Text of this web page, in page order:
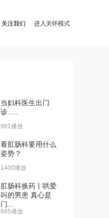
关注我们 进入关怀模式
当妇科医生出门
诊.....
981播放
看肛肠科要用什么
姿势？
1400播放
肛肠科换药丨哄爱
叫的男患 真心是
门...
665播放